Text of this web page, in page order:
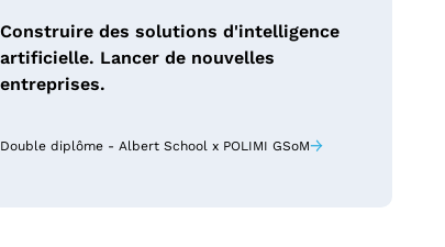
Construire des solutions d'intelligence
artificielle. Lancer de nouvelles
entreprises.
Double diplôme - Albert School x POLIMI GSoM→